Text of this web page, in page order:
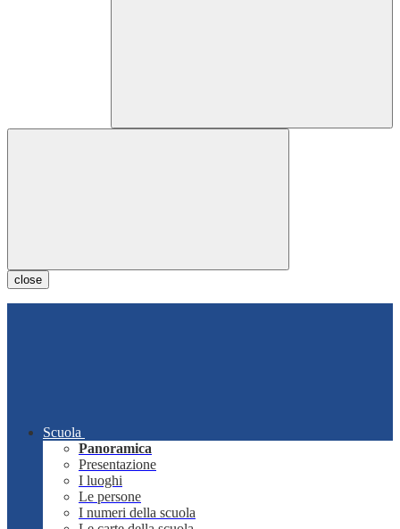
close
Scuola
Panoramica
Presentazione
I luoghi
Le persone
I numeri della scuola